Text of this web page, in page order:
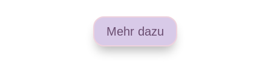
Mehr dazu